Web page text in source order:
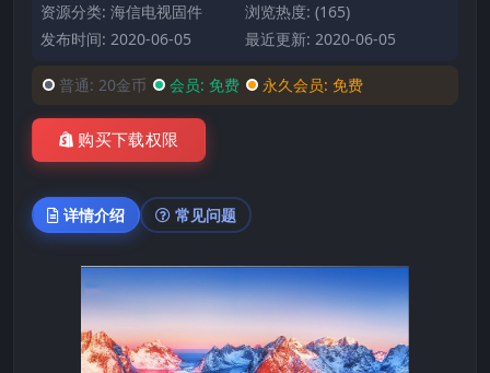
资源分类: 海信电视固件
浏览热度: (165)
发布时间: 2020-06-05
最近更新: 2020-06-05
普通: 20金币 会员: 免费 永久会员: 免费
购买下载权限
详情介绍 常见问题